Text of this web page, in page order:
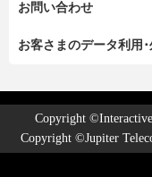
お問い合わせ
お客さまのデータ利用
Copyright
Copyright ©Jupiter